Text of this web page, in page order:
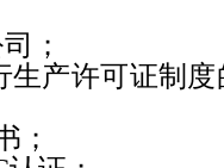
；
产许可证制
；